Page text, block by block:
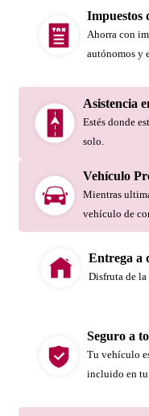
Impuestos
Ahorra con
autónomos y
Asistencia
Estés donde
solo.
Vehículo
Mientras
vehículo de
Entrega a
Disfruta de
Seguro a
Tu vehículo
incluido en tu